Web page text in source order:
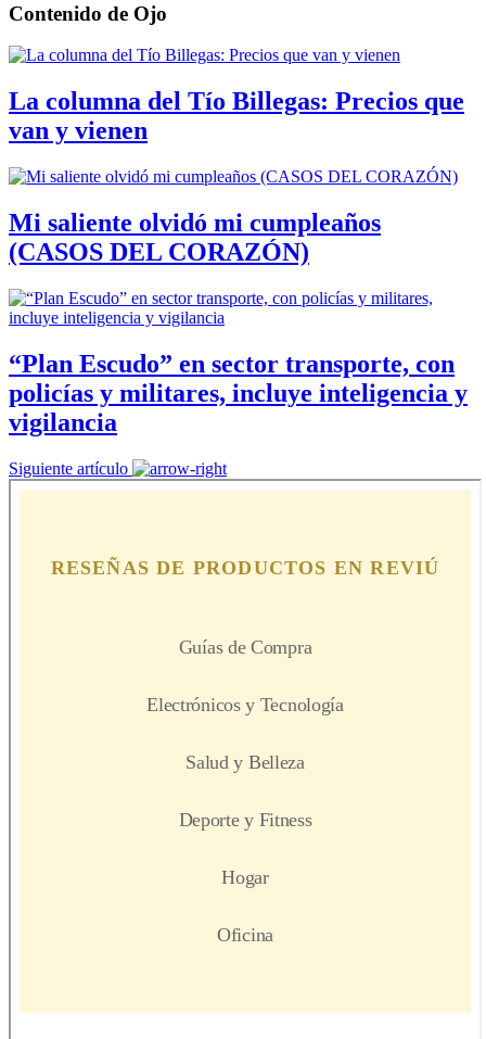
Contenido de Ojo
La columna del Tío Billegas: Precios que
van y vienen
Mi saliente olvidó mi cumpleaños
(CASOS DEL CORAZÓN)
“Plan Escudo” en sector transporte, con
policías y militares, incluye inteligencia y
vigilancia
Siguiente artículo